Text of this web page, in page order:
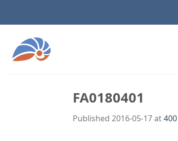
FA0180401
Published 2016-05-17at